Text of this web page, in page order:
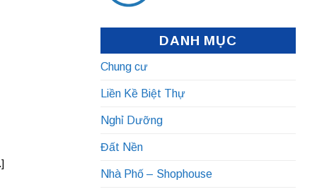
DANH MỤC
Chung cư
Liền Kề Biệt Thự
Nghỉ Dưỡng
Đất Nền
Nhà Phố – Shophouse